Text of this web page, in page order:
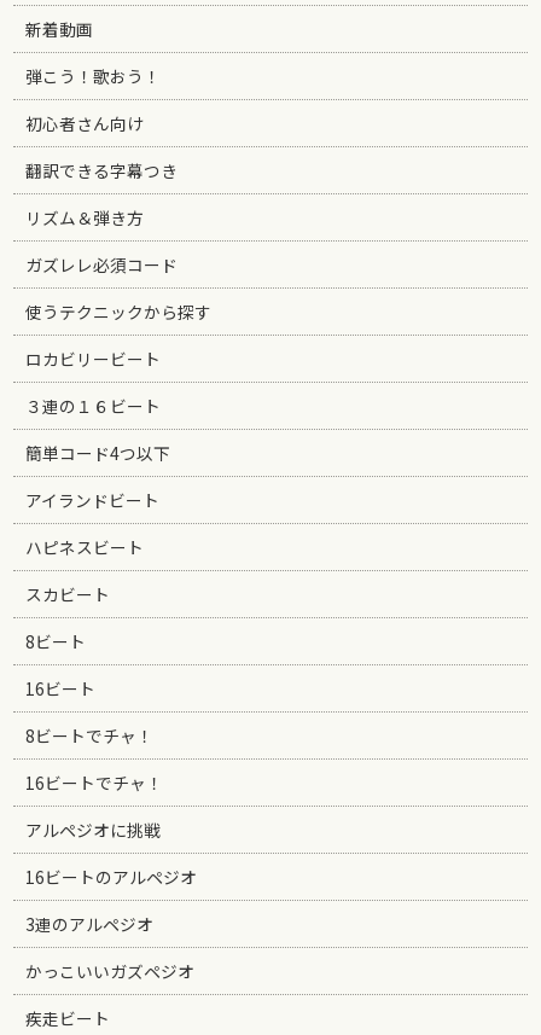
新着動画
弾こう！歌おう！
初心者さん向け
翻訳できる字幕つき
リズム＆弾き方
ガズレレ必須コード
使うテクニックから探す
ロカビリービート
３連の１６ビート
簡単コード4つ以下
アイランドビート
ハピネスビート
スカビート
8ビート
16ビート
8ビートでチャ！
16ビートでチャ！
アルペジオに挑戦
16ビートのアルペジオ
3連のアルペジオ
かっこいいガズペジオ
疾走ビート